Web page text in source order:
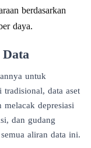
berdasarkan
daya.
untuk
data aset
melacak depresiasi
dan gudang
aliran data ini.